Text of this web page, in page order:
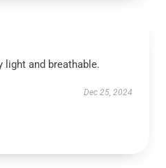
light and breathable.
Dec 25, 2024